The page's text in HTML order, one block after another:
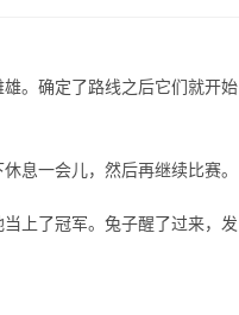
。确定了路线之后它们就开始
息一会儿，然后再继续比赛。
上了冠军。兔子醒了过来，发